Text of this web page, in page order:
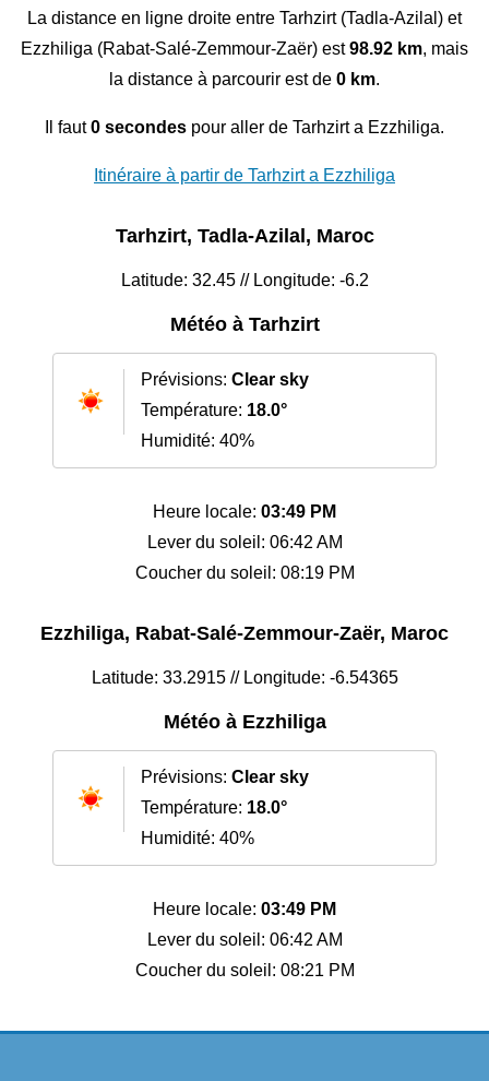
La distance en ligne droite entre Tarhzirt (Tadla-Azilal) et
Ezzhiliga (Rabat-Salé-Zemmour-Zaër) est98.92 km, mais
la distance à parcourir est de 0 km.
Il faut0 secondes pour aller de Tarhzirt a Ezzhiliga.
Itinéraire à partir de Tarhzirt a Ezzhiliga
Tarhzirt, Tadla-Azilal, Maroc
Latitude: 32.45 // Longitude: -6.2
Météo à Tarhzirt
Prévisions: Clear sky
Température: 18.0°
Humidité: 40%
Heure locale: 03:49 PM
Lever du soleil: 06:42 AM
Coucher du soleil: 08:19 PM
Ezzhiliga, Rabat-Salé-Zemmour-Zaër, Maroc
Latitude: 33.2915 // Longitude: -6.54365
Météo à Ezzhiliga
Prévisions: Clear sky
Température: 18.0°
Humidité: 40%
Heure locale: 03:49 PM
Lever du soleil: 06:42 AM
Coucher du soleil: 08:21 PM